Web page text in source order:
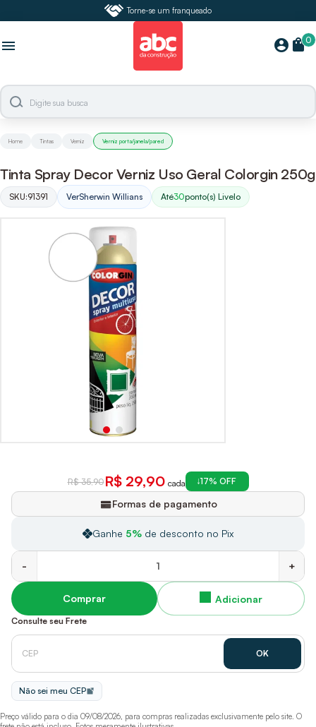
Torne-se um franqueado
menu account_circle 0
shopping_bag
Home Tintas Verniz Verniz porta/janela/pared
Tinta Spray Decor Verniz Uso Geral Colorgin 250g
SKU:91391 VerSherwin Willians Até30ponto(s) Livelo
R$ 35,90R$ 29,90 cada 17% OFF
Ganhe 5% de desconto no Pix
Formas de pagamento
- +
Comprar
Consulte seu Frete
Não sei meu CEP
Preço válido para o dia 09/08/2026, para compras realizadas exclusivamente pelo site. O